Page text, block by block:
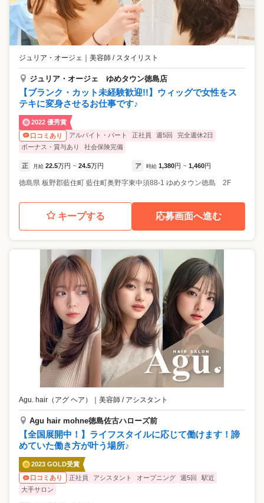
ジュリア・オージェ ｜ 美容師 / スタイリスト
ジュリア・オージェ ゆめタウン徳島店
【ブランク・カット未経験歓迎!!】ウィッグで女性をス
テキに変身させるお仕事です♪
2022 優秀賞
口コミあり
アルバイト・パート 正社員 週5回
完全週休2日
ボーナス・賞与あり
社会保険完備
正 月給 22.5万円 ~ 24.5万円 ア 時給 1,380円 ~ 1,460円
徳島県 板野郡藍住町 藍住町奥野字東中須88-1 ゆめタウン徳島 2F
キープする 応募画面へ進む
Agu. hair（アグ ヘア） 美容師 / アシスタント
Agu hair mohne徳島佐古ハローズ前
【全国展開中！】ライフスタイルに応じて働けます！諦
めていた働き方が叶う場所♪
2023 GOLD受賞
口コミあり
正社員 アシスタント オープニング 週5回
駅近
大手サロン